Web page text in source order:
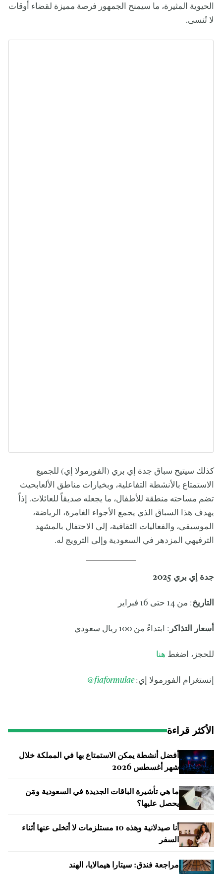
الحيوية المثيرة، ما سيمنح الجمهور فرصة مميزة لقضاء أوقات
لا تُنسى.
كذلك سيتيح سباق جدة إي بري (الفورمولا إي) للجميع
الاستمتاع بالأنشطة التفاعلية، وبخيارات مناطق الألعابحيث
تضم مساحته منطقة للأطفال، ما يجعله صديقاً للعائلات. إذاً
يهدف هذا السباق الذي يجمع الأجواء الغامرة، الرياضة،
الموسيقى، والفعاليات الثقافية، إلى الاحتفال بالمشهد
الترفيهي المزدهر في السعودية وإلى الترويج له.
جدة إي بري 2025
التاريخ: من 14 حتى 16 فبراير
أسعار التذاكر : ابتداءً من 100 ريال سعودي
للحجز، اضغط هنا
إنستغرام الفورمولا إي: fiaformulae
@
الأكثر قراءة
أفضل أنشطة يمكن الاستمتاع بها في المملكة خلال
شهر أغسطس 2026
ما هي تأشيرة الباقات الجديدة في السعودية ومَن
يحصل عليها؟
أنا صيدلانية وهذه 10 مستلزمات لا أتخلى عنها أثناء
السفر
مراجعة فندق: سيتارا هيمالايا، الهند